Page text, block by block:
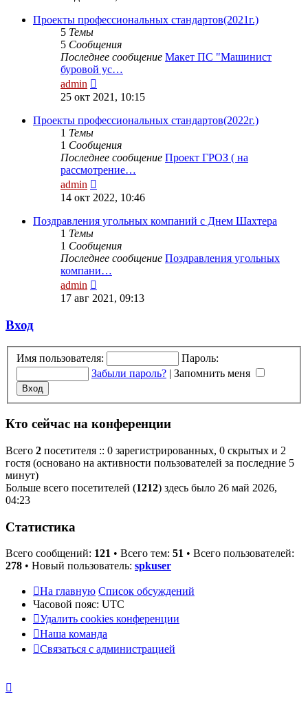
сообщению
Проекты профессиональных стандартов(2021г.)
5 Темы
5 Сообщения
Последнее сообщение Макет ПС "Машинист
буровой ус…
admin
к
сообщению
25 окт 2021, 10:15
Проекты профессиональных стандартов(2022г.)
1 Темы
1 Сообщения
Последнее сообщение Проект ГРОЗ ( на
рассмотрение…
admin
к
сообщению
14 окт 2022, 10:46
Поздравления угольных компаний с Днем Шахтера
1 Темы
1 Сообщения
Последнее сообщение Поздравления угольных
компани…
admin
к
17 авг 2021, 09:13
Вход
Имя пользователя:
Пароль:
Забыли пароль? | Запомнить меня
Кто сейчас на конференции
Всего 2 посетителя :: 0 зарегистрированных, 0 скрытых и 2
гостя (основано на активности пользователей за последние 5
минут)
Больше всего посетителей (1212) здесь было 26 май 2026,
04:23
Статистика
Всего сообщений: 121 • Всего тем: 51 • Всего пользователей:
278 • Новый пользователь: spkuser
На главную Список обсуждений
Часовой пояс: UTC
Удалить cookies конференции
Наша команда
Связаться с администрацией